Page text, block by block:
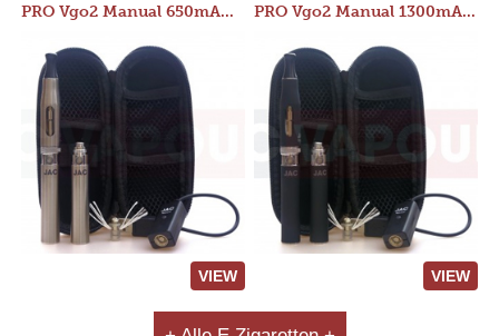
PRO Vgo2 Manual 650mAh Kit
VIEW
PRO Vgo2 Manual 1300mAh Kit
VIEW